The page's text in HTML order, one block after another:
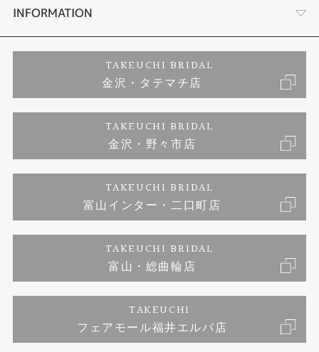
セットリング
婚約ネックレス
ダイヤモンド
ジュエリーリフォーム
お客様の声
プロポーズサポート
ブランドリスト
福井指輪工房｜手作りペアリング
福井指輪工房｜手作り結婚指輪 and 婚約指輪
福井工房｜手作り婚約指輪プロポーズプラン
会社概要
お客様の声
INFORMATION
プライバシーポリシー
TAKEUCHI BRIDAL
金沢・タテマチ店
TAKEUCHI BRIDAL
金沢・野々市店
TAKEUCHI BRIDAL
富山インター・二口町店
TAKEUCHI BRIDAL
富山・総曲輪店
TAKEUCHI
フェアモール福井エルパ店